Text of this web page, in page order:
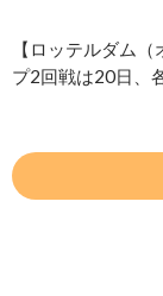
【ロッテルダム
プ2回戦は20日、